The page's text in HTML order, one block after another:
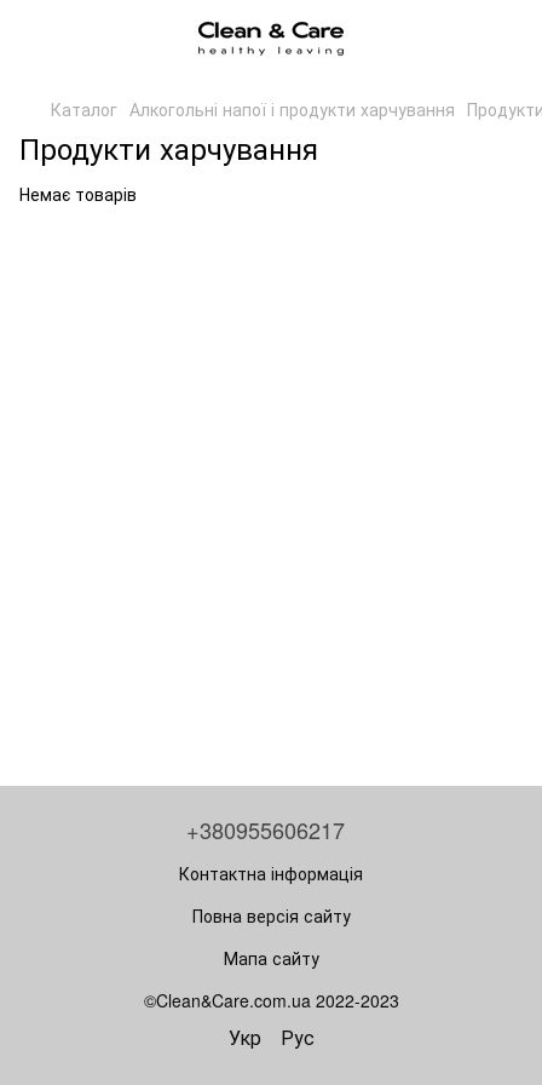
Каталог Алкогольні напої і продукти харчування
Продукти харчування
Немає товарів
+380955606217
Контактна інформація
Повна версія сайту
Мапа сайту
©Clean&Care.com.ua 2022-2023
Укр Рус